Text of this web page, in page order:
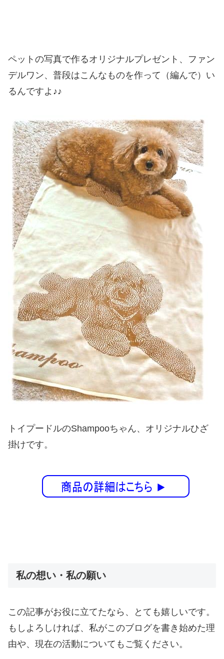
ペットの写真で作るオリジナルプレゼント、ファン
デルワン、普段はこんなものを作って（編んで）い
るんですよ♪♪
トイプードルのShampooちゃん、オリジナルひざ
掛けです。
私の想い・私の願い
この記事がお役に立てたなら、とても嬉しいです。
もしよろしければ、私がこのブログを書き始めた理
由や、現在の活動についてもご覧ください。